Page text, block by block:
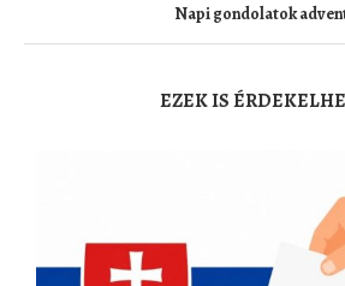
Napi gondolatok
EZEK IS